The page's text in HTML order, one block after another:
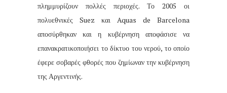
πλημμυρίζουν πολλές περιοχές. Το 2005 οι
πολυεθνικές Suez και Aquas de Barcelona
αποσύρθηκαν και η κυβέρνηση αποφάσισε να
επανακρατικοποιήσει το δίκτυο του νερού, το οποίο
έφερε σοβαρές φθορές που ζημίωναν την κυβέρνηση
της Αργεντινής.